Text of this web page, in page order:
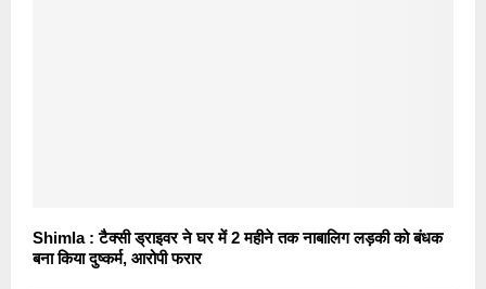
Shimla : टैक्सी ड्राइवर ने घर में 2 महीने तक नाबालिग लड़की को बंधक
बना किया दुष्कर्म, आरोपी फरार